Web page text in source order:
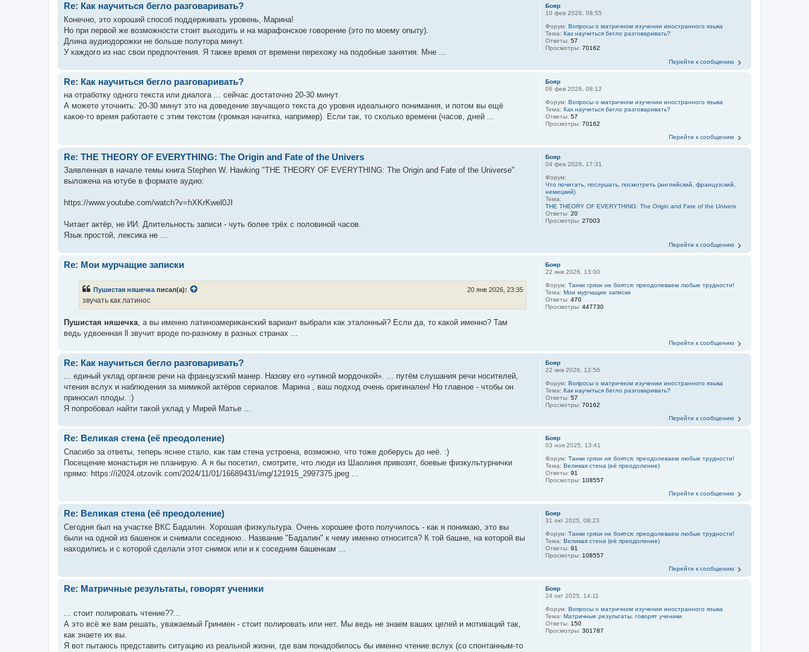
Бояр
10 фев 2026, 08:55
Форум: Вопросы о матричном изучении иностранного языка
Тема: Как научиться бегло разговаривать?
Ответы:57
Просмотры:70162
Re: Как научиться бегло разговаривать?
Конечно, это хороший способ поддерживать уровень, Марина!
Но при первой же возможности стоит выходить и на марафонское говорение (это по моему опыту).
Длина аудиодорожки не больше полутора минут.
У каждого из нас свои предпочтения. Я также время от времени перехожу на подобные занятия. Мне ...
Перейти к сообщению
Бояр
06 фев 2026, 08:12
Форум:Вопросы о матричном изучении иностранного языка
Тема:Как научиться бегло разговаривать?
Ответы:57
Просмотры:70162
Re: Как научиться бегло разговаривать?
на отработку одного текста или диалога ... сейчас достаточно 20-30 минут.
А можете уточнить: 20-30 минут это на доведение звучащего текста до уровня идеального понимания, и потом вы ещё
какое-то время работаете с этим текстом (громкая начитка, например). Если так, то сколько времени (часов, дней ...
Перейти к сообщению
Бояр
04 фев 2026, 17:31
Форум:
Что почитать, послушать, посмотреть (английский, французский,
немецкий)
Тема:
THE THEORY OF EVERYTHING: The Origin and Fate of the Univers
Ответы:20
Просмотры:27003
Re: THE THEORY OF EVERYTHING: The Origin and Fate of the Univers
Заявленная в начале темы книга Stephen W. Hawking "THE THEORY OF EVERYTHING: The Origin and Fate of the Universe"
выложена на ютубе в формате аудио:
https://www.youtube.com/watch?v=hXKrKwel0JI
Читает актёр, не ИИ. Длительность записи - чуть более трёх с половиной часов.
Язык простой, лексика не ...
Перейти к сообщению
Бояр
22 янв 2026, 13:00
Форум:Танки грязи не боятся: преодолеваем любые трудности!
Тема: Мои мурчащие записки
Ответы:470
Просмотры:447730
Re: Мои мурчащие записки
Пушистая няшечка писал(а): 20 янв 2026, 23:35
звучать как латинос
Пушистая няшечка , а вы именно латиноамериканский вариант выбрали как эталонный? Если да, то какой именно? Там
ведь удвоенная ll звучит вроде по-разному в разных странах ...
Перейти к сообщению
Бояр
22 янв 2026, 12:56
Форум:Вопросы о матричном изучении иностранного языка
Тема:Как научиться бегло разговаривать?
Ответы:57
Просмотры:70162
Re: Как научиться бегло разговаривать?
... единый уклад органов речи на французский манер. Назову его «утиной мордочкой». ... путём слушания речи носителей,
чтения вслух и наблюдения за мимикой актёров сериалов. Марина , ваш подход очень оригинален! Но главное - чтобы он
приносил плоды. :)
Я попробовал найти такой уклад у Мирей Матье ...
Перейти к сообщению
Бояр
03 ноя 2025, 13:41
Форум:Танки грязи не боятся: преодолеваем любые трудности!
Тема:Великая стена (еë преодоление)
Ответы:91
Просмотры: 108557
Re: Великая стена (еë преодоление)
Спасибо за ответы, теперь яснее стало, как там стена устроена, возможно, что тоже доберусь до неё. :)
Посещение монастыря не планирую. А я бы посетил, смотрите, что люди из Шаолиня привозят, боевые физкультурнички
прямо: https://i2024.otzovik.com/2024/11/01/16689431/img/121915_2997375.jpeg ...
Перейти к сообщению
Бояр
31 окт 2025, 08:23
Форум:Танки грязи не боятся: преодолеваем любые трудности!
Тема:Великая стена (еë преодоление)
Ответы:91
Просмотры: 108557
Re: Великая стена (еë преодоление)
Сегодня был на участке ВКС Бадалин. Хорошая физкультура. Очень хорошее фото получилось - как я понимаю, это вы
были на одной из башенок и снимали соседнюю.. Название "Бадалин" к чему именно относится? К той башне, на которой вы
находились и с которой сделали этот снимок или и к соседним башенкам ...
Перейти к сообщению
Бояр
24 окт 2025, 14:11
Форум:Вопросы о матричном изучении иностранного языка
Тема:Матричные результаты, говорят ученики
Ответы: 150
Просмотры:301787
Re: Матричные результаты, говорят ученики
... стоит полировать чтение??...
А это всё же вам решать, уважаемый Гринмен - стоит полировать или нет. Мы ведь не знаем ваших целей и мотиваций так,
как знаете их вы.
Я вот пытаюсь представить ситуацию из реальной жизни, где вам понадобилось бы именно чтение вслух (со спонтанным-то